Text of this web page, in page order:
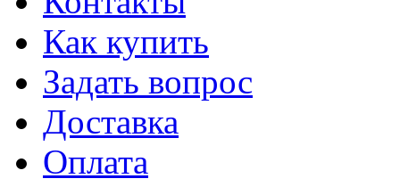
Как купить
Задать вопрос
Доставка
Оплата